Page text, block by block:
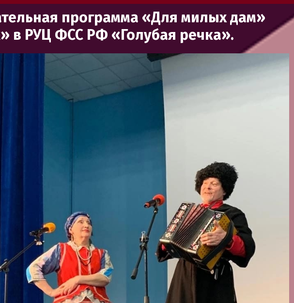
программа «Для милых дам»
в РУЦ ФСС РФ «Голубая речка».